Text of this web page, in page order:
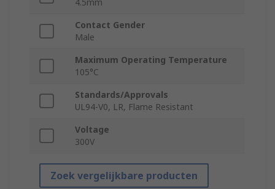
4.5mm
Contact Gender
Male
Maximum Operating Temperature
105°C
Standards/Approvals
UL94-V0, LR, Flame Resistant
Voltage
300V
Zoek vergelijkbare producten